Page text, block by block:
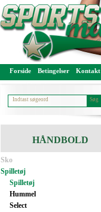
Forside Betingelser Kontakt
HÅNDBOLD
Sko
Spilletøj
Spilletøj
Hummel
Select